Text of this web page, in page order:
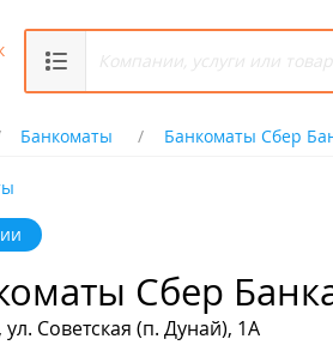
Банкоматы Банкоматы Сбер
Сбер
Советская (п. Дунай), 1А